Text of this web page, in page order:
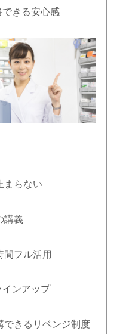
きる安心感
まらない
講義
間フル活用
インアップ
できるリベンジ制度